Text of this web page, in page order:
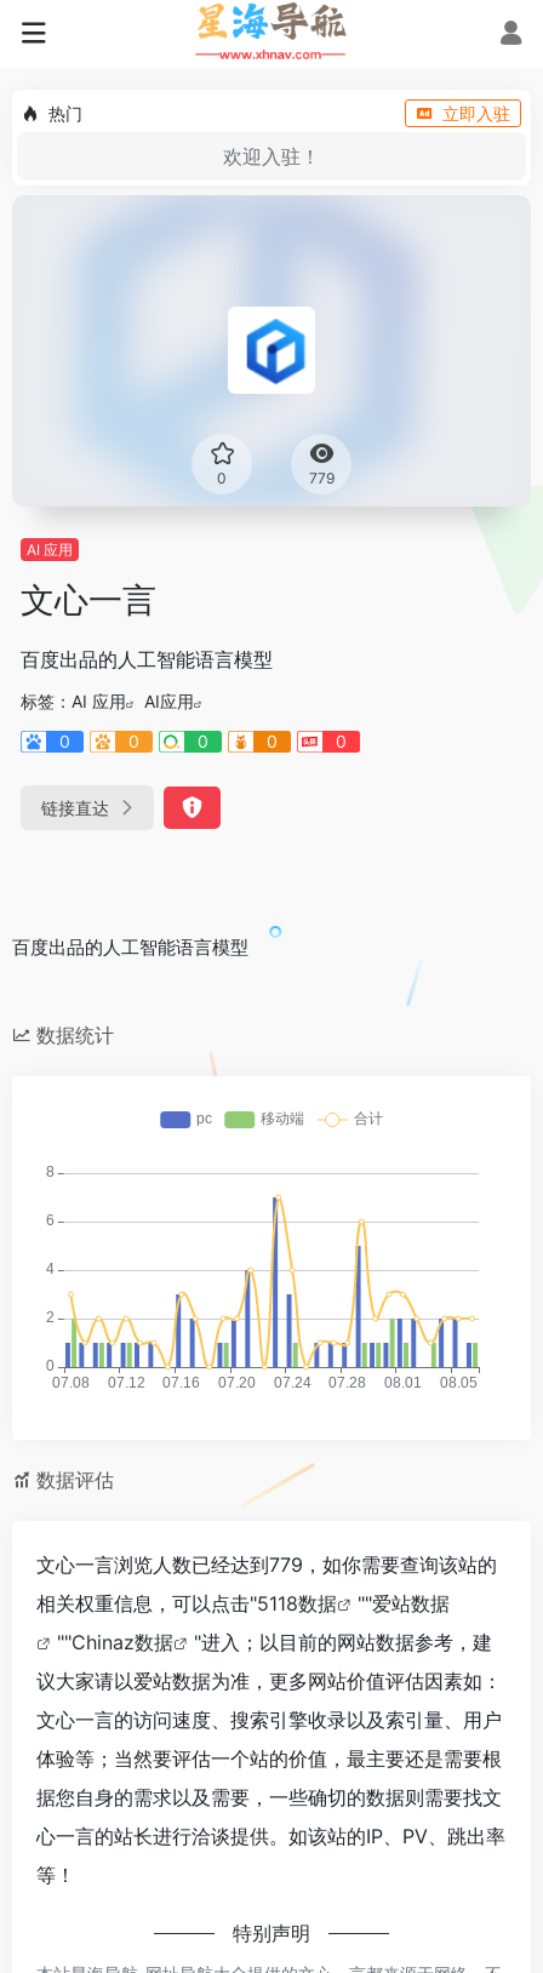
热门 立即入驻
欢迎入驻！
0 779
AI 应用
文心一言
百度出品的人工智能语言模型
标签： AI 应用
AI应用
0
0 0 0 0
链接直达
百度出品的人工智能语言模型
数据统计
数据评估
文心一言浏览人数已经达到779，如你需要查询该站的
相关权重信息，可以点击"5118数据 ""爱站数据
""Chinaz数据
"进入；以目前的网站数据参考，建
议大家请以爱站数据为准，更多网站价值评估因素如：
文心一言的访问速度、搜索引擎收录以及索引量、用户
体验等；当然要评估一个站的价值，最主要还是需要根
据您自身的需求以及需要，一些确切的数据则需要找文
心一言的站长进行洽谈提供。如该站的IP、PV、跳出率
等！
特别声明